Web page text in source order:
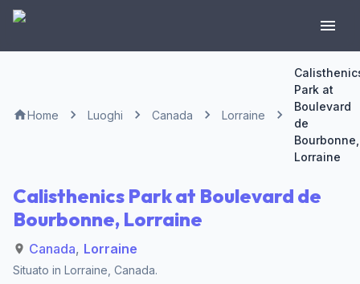
Home Luoghi Canada Lorraine
Park at
Boulevard
de
Bourbonne,
Lorraine
Calisthenics Park at Boulevard de
Bourbonne, Lorraine
Canada, Lorraine
Situato in Lorraine Canada.